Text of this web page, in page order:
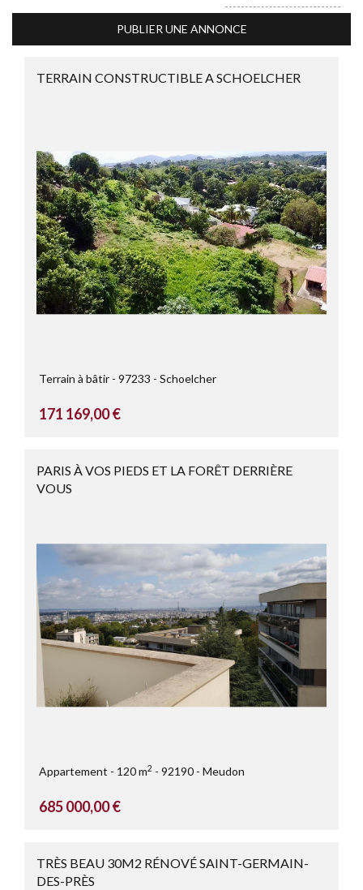
PUBLIER UNE ANNONCE
TERRAIN CONSTRUCTIBLE A SCHOELCHER
Terrain à bâtir 97233 Schoelcher
171 169,00 €
PARIS À VOS PIEDS ET LA FORÊT DERRIÈRE
VOUS
Appartement 120 m2 92190 Meudon
685 000,00 €
TRÈS BEAU 30M2 RÉNOVÉ SAINT-GERMAIN-
DES-PRÈS